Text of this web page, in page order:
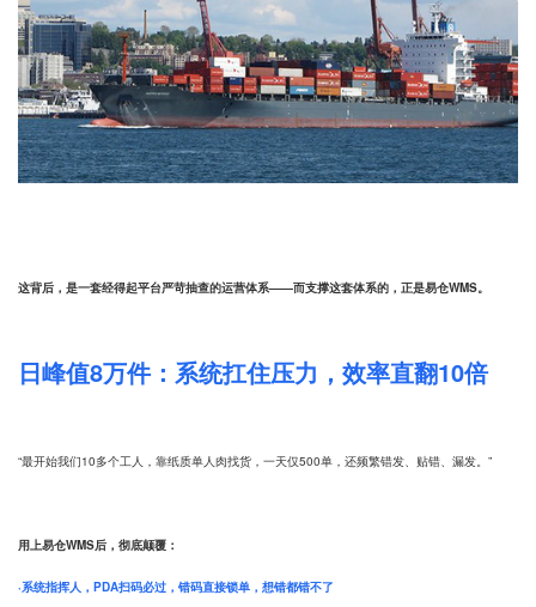
这背后，是一套经得起平台严苛抽查的运营体系——而支撑这套体系的，正是易仓WMS。
日峰值8万件：系统扛住压力，效率直翻10倍
“最开始我们10多个工人，靠纸质单人肉找货，一天仅500单，还频繁错发、贴错、漏发。”
用上易仓WMS后，彻底颠覆：
·系统指挥人，PDA扫码必过，错码直接锁单，想错都错不了